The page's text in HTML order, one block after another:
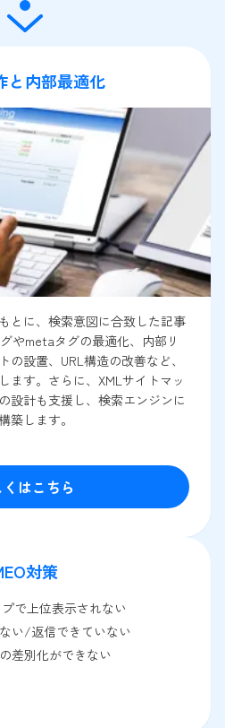
と内部最適化
とに、検索意図に合致した記事
やmetaタグの最適化、内部リ
の設置、URL構造の改善など、
ます。さらに、XMLサイトマッ
設計も支援し、検索エンジンに
築します。
はこちら
対策
で上位表示されない
い/返信できていない
差別化ができない